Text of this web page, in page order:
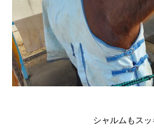
シャルムもスッ